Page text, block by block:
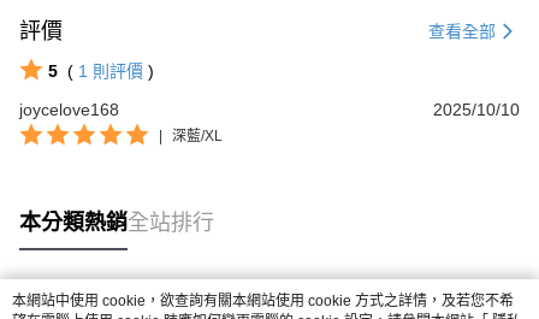
評價 查看全部
5 ( 1 則評價 )
joycelove168
2025/10/10
| 深藍/XL
本分類熱銷全站排行
本網站中使用 cookie，欲查詢有關本網站使用 cookie 方式之詳情，及若您不希